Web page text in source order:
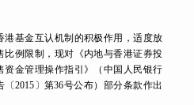
港基金互认机制的积极作用，适度放
比例限制，现对《内地与香港证券投
资金管理操作指引》（中国人民银行
〔2015〕第36号公布）部分条款作出